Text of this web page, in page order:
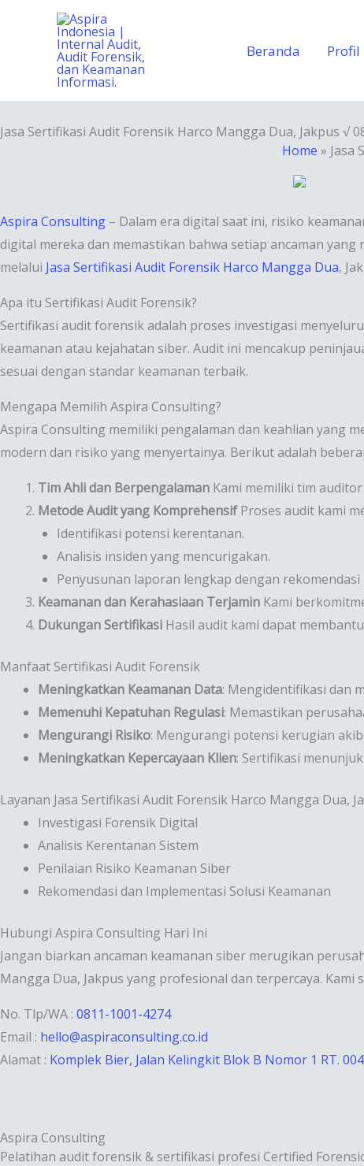
Beranda Profil
Jasa Sertifikasi Audit Forensik Harco Mangga Dua, Jakpus √
Home » Jasa
Aspira Consulting – Dalam era digital saat ini, risiko
digital mereka dan memastikan bahwa setiap ancaman
melalui Jasa Sertifikasi Audit Forensik Harco Mangga Dua,
Apa itu Sertifikasi Audit Forensik?
Sertifikasi audit forensik adalah proses investigasi
keamanan atau kejahatan siber. Audit ini mencakup
sesuai dengan standar keamanan terbaik.
Mengapa Memilih Aspira Consulting?
Aspira Consulting memiliki pengalaman dan keahlian yang
modern dan risiko yang menyertainya. Berikut adalah
Tim Ahli dan Berpengalaman Kami memiliki tim
Metode Audit yang KomprehensifProses audit kami
Identifikasi potensi kerentanan.
Analisis insiden yang mencurigakan.
Penyusunan laporan lengkap dengan rekomendasi
Keamanan dan Kerahasiaan Terjamin Kami
Dukungan Sertifikasi Hasil audit kami dapat
Manfaat Sertifikasi Audit Forensik
Meningkatkan Keamanan Data: Mengidentifikasi dan
Memenuhi Kepatuhan Regulasi: Memastikan
Mengurangi Risiko: Mengurangi potensi kerugian
Meningkatkan Kepercayaan Klien: Sertifikasi
Layanan Jasa Sertifikasi Audit Forensik Harco Mangga Dua,
Investigasi Forensik Digital
Analisis Kerentanan Sistem
Penilaian Risiko Keamanan Siber
Rekomendasi dan Implementasi Solusi Keamanan
Hubungi Aspira Consulting Hari Ini
Jangan biarkan ancaman keamanan siber merugikan
Mangga Dua, Jakpus yang profesional dan terpercaya.
No. Tlp/WA : 0811-1001-4274
Email : hello@aspiraconsulting.co.id
Alamat : Komplek Bier, Jalan Kelingkit Blok B Nomor 1 RT.
Aspira Consulting
Pelatihan audit forensik & sertifikasi profesi Certified